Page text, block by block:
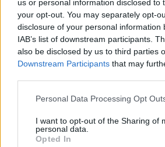
us or personal information disclosed to
your opt-out. You may separately opt-
disclosure of your personal information
IAB’s list of downstream participants.
also be disclosed by us to third parties
Downstream Participants that may
Personal Data Processing Opt
I want to opt-out of the Sharing of
personal data.
Opted In
Ετικέτες : Shōgun,The Bear,Βραβεία Emmy.
Δείτε